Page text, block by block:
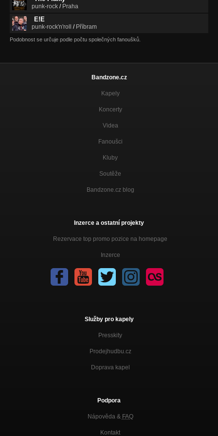
punk-rock / Praha
E!E
punk-rock'n'roll / Příbram
Podobnost se určuje podle počtu společných fanoušků.
Bandzone.cz
Kapely
Koncerty
Videa
Fanoušci
Kluby
Soutěže
Bandzone.cz blog
Inzerce a ostatní projekty
Rezervace top promo pozice na homepage
Inzerce
Služby pro kapely
Presskity
Prodejhudbu.cz
Doprava kapel
Podpora
Nápověda & FAQ
Kontakt